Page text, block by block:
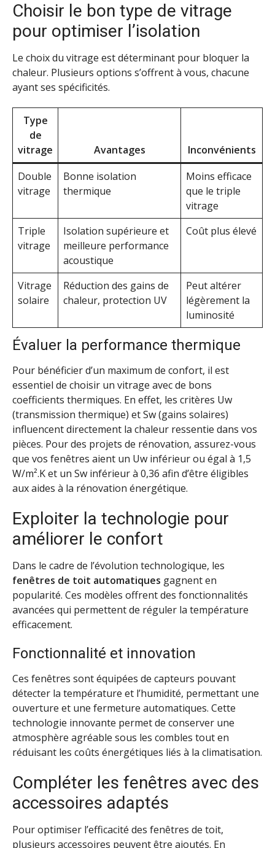
Choisir le bon type de vitrage
pour optimiser l’isolation
Le choix du vitrage est déterminant pour bloquer la
chaleur. Plusieurs options s’offrent à vous, chacune
ayant ses spécificités.
Type
de
vitrage
Avantages
Inconvénients
Double
vitrage
Bonne isolation
thermique
Moins efficace
que le triple
vitrage
Triple
vitrage
Isolation supérieure et
meilleure performance
acoustique
Coût plus élevé
Vitrage
solaire
Réduction des gains de
chaleur, protection UV
Peut altérer
légèrement la
luminosité
Évaluer la performance thermique
Pour bénéficier d’un maximum de confort, il est
essentiel de choisir un vitrage avec de bons
coefficients thermiques. En effet, les critères Uw
(transmission thermique) et Sw (gains solaires)
influencent directement la chaleur ressentie dans vos
pièces. Pour des projets de rénovation, assurez-vous
que vos fenêtres aient un Uw inférieur ou égal à 1,5
W/m².K et un Sw inférieur à 0,36 afin d’être éligibles
aux aides à la rénovation énergétique.
Exploiter la technologie pour
améliorer le confort
Dans le cadre de l’évolution technologique, les
fenêtres de toit automatiques gagnent en
popularité. Ces modèles offrent des fonctionnalités
avancées qui permettent de réguler la température
efficacement.
Fonctionnalité et innovation
Ces fenêtres sont équipées de capteurs pouvant
détecter la température et l’humidité, permettant une
ouverture et une fermeture automatiques. Cette
technologie innovante permet de conserver une
atmosphère agréable sous les combles tout en
réduisant les coûts énergétiques liés à la climatisation.
Compléter les fenêtres avec des
accessoires adaptés
Pour optimiser l’efficacité des fenêtres de toit,
plusieurs accessoires peuvent être ajoutés. En